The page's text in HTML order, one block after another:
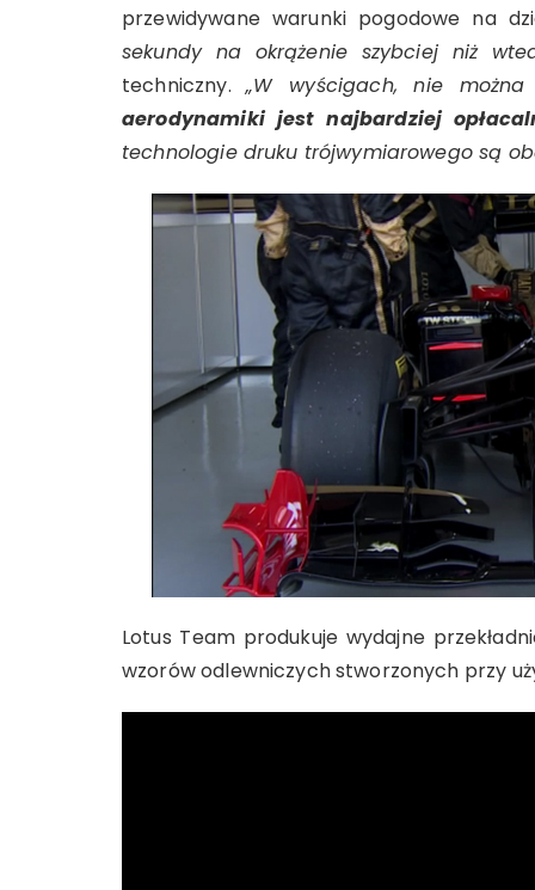
przewidywane warunki pogodowe na
sekundy na okrążenie szybciej niż
techniczny.„W wyścigach, nie
aerodynamiki jest najbardziej
technologie druku trójwymiarowego są
Lotus Team produkuje wydajne
wzorów odlewniczych stworzonych przy